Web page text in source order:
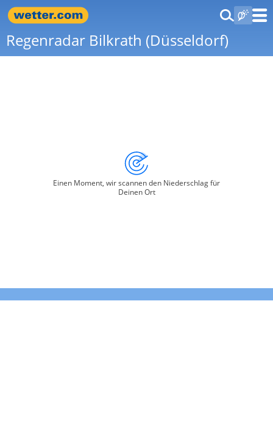
Regenradar Bilkrath (Düsseldorf)
Einen Moment, wir scannen den Niederschlag für
Deinen Ort